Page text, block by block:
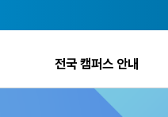
전국 캠퍼스 안내